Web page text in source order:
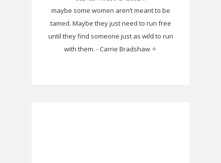
maybe some women aren’t meant to be
tamed. Maybe they just need to run free
until they find someone just as wild to run
with them. - Carrie Bradshaw ✧